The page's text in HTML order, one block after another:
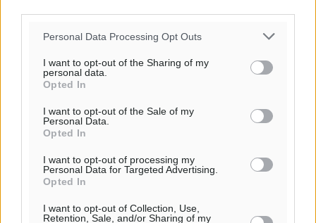
Personal Data Processing Opt Outs
I want to opt-out of the Sharing of my
personal data.
Opted In
I want to opt-out of the Sale of my
Personal Data.
Opted In
I want to opt-out of processing my
Personal Data for Targeted Advertising.
Opted In
I want to opt-out of Collection, Use,
Retention, Sale, and/or Sharing of my
Ροή ειδήσεων
Τριήμερο εξόδου: Πάνω από 129.000 επιβάτες
Ειδήσεις• πριν 3 ώρες
Τι αλλάζει το χωροταξικό στις τουριστικές επενδύσεις
Τοπικές Ειδήσεις• πριν 3 ώρες
ΥΠΑΑΤ: 12,5 εκατ. ευρώ στις 13 Περιφέρειες για μέτρα